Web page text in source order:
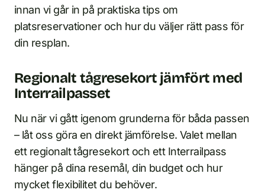
innan vi går in på praktiska tips om
platsreservationer och hur du väljer rätt pass för
din resplan.
Regionalt tågresekort jämfört med
Interrailpasset
Nu när vi gått igenom grunderna för båda passen
– låt oss göra en direkt jämförelse. Valet mellan
ett regionalt tågresekort och ett Interrailpass
hänger på dina resemål, din budget och hur
mycket flexibilitet du behöver.